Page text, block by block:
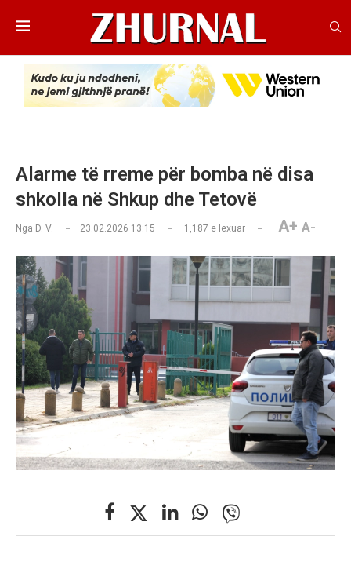
Alarme të rreme për bomba në disa
shkolla në Shkup dhe Tetovë
Nga D. V. 23.02.2026 13:15 1,187 e lexuar A+ A-